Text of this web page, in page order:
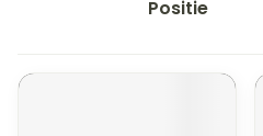
Sorteer op: